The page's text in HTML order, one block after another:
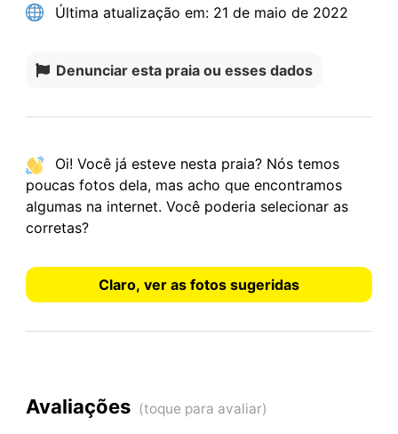
Última atualização em:21 de maio de 2022
Denunciar esta praia ou esses dados
Oi! Você já esteve nesta praia? Nós temos
poucas fotos dela, mas acho que encontramos
algumas na internet. Você poderia selecionar as
corretas?
Claro, ver as fotos sugeridas
Avaliações